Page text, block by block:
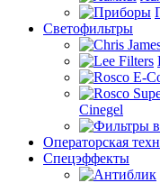
Светофильтры
Cinegel
Операторская
Спецэффекты